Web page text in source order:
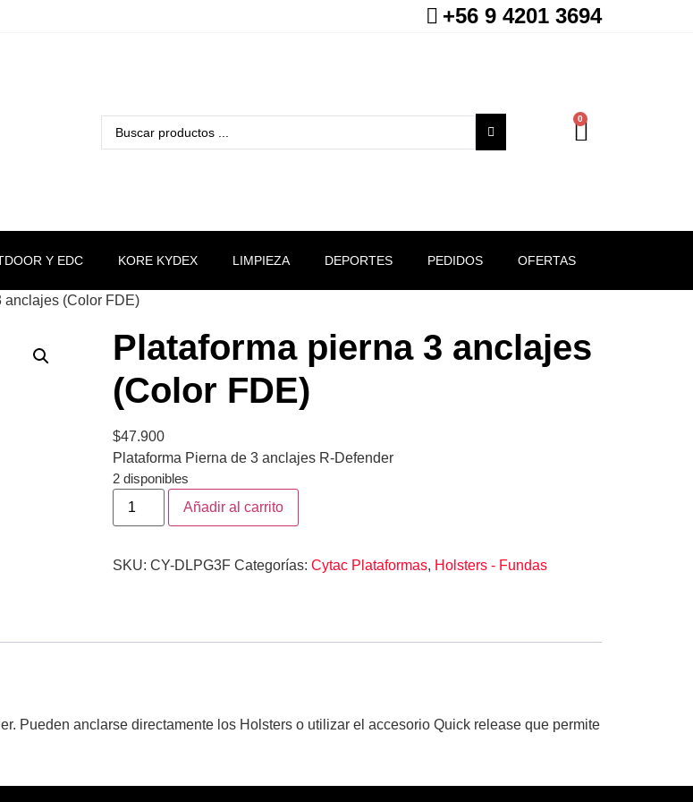
+56 9 4201 3694
0
Y EDC KORE KYDEX LIMPIEZA DEPORTES PEDIDOS OFERTAS
anclajes (Color FDE)
Plataforma pierna 3 anclajes
(Color FDE)
$47.900
Plataforma Pierna de 3 anclajes R-Defender
2 disponibles
Añadir al carrito
SKU: CY-DLPG3F Categorías: Cytac Plataformas, Holsters - Fundas
Pueden anclarse directamente los Holsters o utilizar el accesorio Quick release que permite